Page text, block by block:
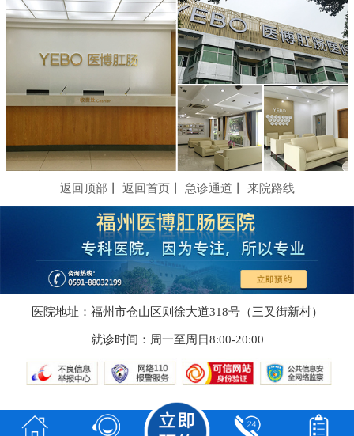
返回顶部 返回首页丨 急诊通道 来院路线
医院地址：福州市仓山区则徐大道318号（三叉街新村）
就诊时间：周一至周日8:00-20:00